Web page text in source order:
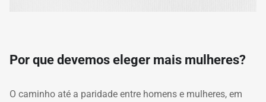
Por que devemos eleger mais mulheres?
O caminho até a paridade entre homens e mulheres, em